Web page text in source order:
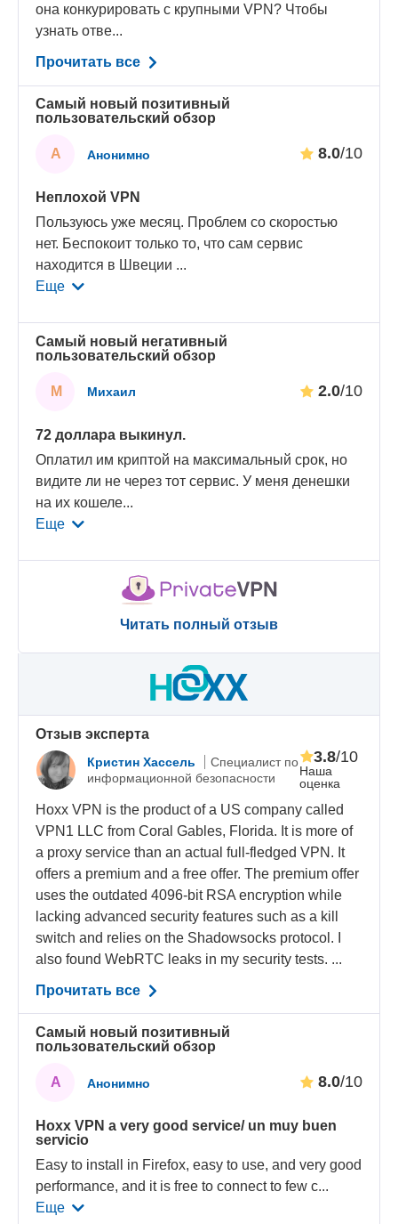
она конкурировать с крупными VPN? Чтобы
узнать отве...
Прочитать все
Самый новый позитивный
пользовательский обзор
А Анонимно 8.0/10
Неплохой VPN
Пользуюсь уже месяц. Проблем со скоростью
нет. Беспокоит только то, что сам сервис
находится в Швеции ...
Еще
Самый новый негативный
пользовательский обзор
М Михаил 2.0/10
72 доллара выкинул.
Оплатил им криптой на максимальный срок, но
видите ли не через тот сервис. У меня денешки
на их кошеле...
Еще
Читать полный отзыв
Oтзыв эксперта
Кристин Хассель
Специалист по
информационной безопасности
Наша
оценка
3.8/10
Hoxx VPN is the product of a US company called
VPN1 LLC from Coral Gables, Florida. It is more of
a proxy service than an actual full-fledged VPN. It
offers a premium and a free offer. The premium offer
uses the outdated 4096-bit RSA encryption while
lacking advanced security features such as a kill
switch and relies on the Shadowsocks protocol. I
also found WebRTC leaks in my security tests. ...
Прочитать все
Самый новый позитивный
пользовательский обзор
А Анонимно 8.0/10
Hoxx VPN a very good service/ un muy buen
servicio
Easy to install in Firefox, easy to use, and very good
performance, and it is free to connect to few c...
Еще